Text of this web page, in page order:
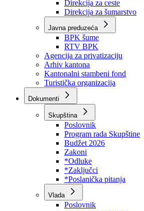
Direkcije
Direkcija za robne rezerve
Direkcija za ceste
Direkcija za šumarstvo
Javna preduzeća
BPK šume
RTV BPK
Agencija za privatizaciju
Arhiv kantona
Kantonalni stambeni fond
Turistička organizacija
Dokumenti
Skupština
Poslovnik
Program rada Skupštine
Budžet 2026
Zakoni
*Odluke
*Zaključci
*Poslanička pitanja